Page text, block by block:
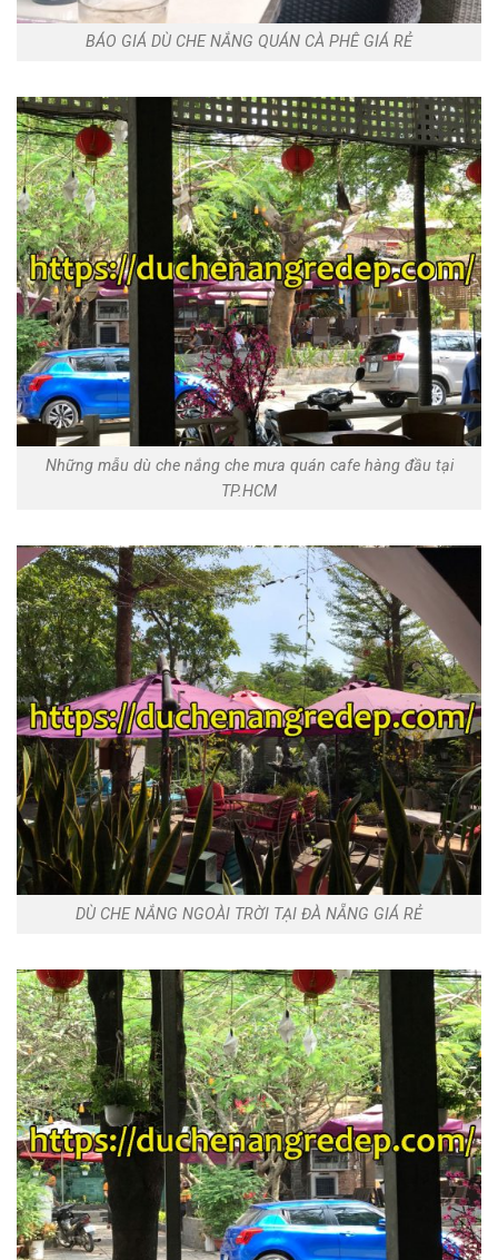
BÁO GIÁ DÙ CHE NẮNG QUÁN CÀ PHÊ GIÁ RẺ
Những mẫu dù che nắng che mưa quán cafe hàng đầu tại
TP.HCM
DÙ CHE NẮNG NGOÀI TRỜI TẠI ĐÀ NẴNG GIÁ RẺ